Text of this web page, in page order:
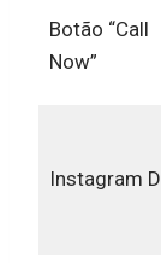
Botão “Call
Now”
Instagram